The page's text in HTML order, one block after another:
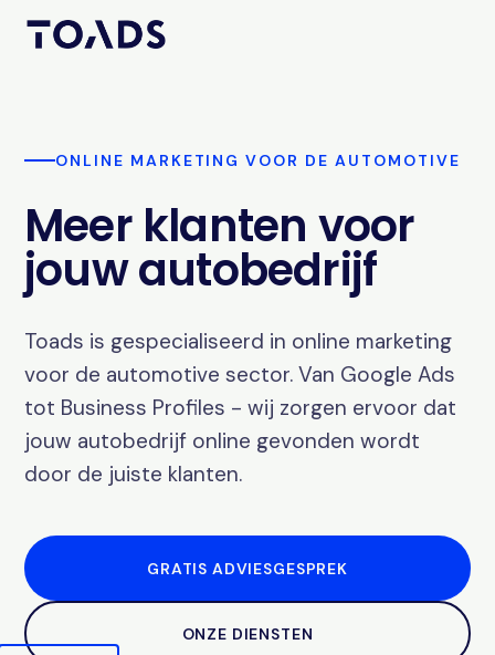
ONLINE MARKETING VOOR DE AUTOMOTIVE
Meer klanten voor
jouw autobedrijf
Toads is gespecialiseerd in online marketing
voor de automotive sector. Van Google Ads
tot Business Profiles - wij zorgen ervoor dat
jouw autobedrijf online gevonden wordt
door de juiste klanten.
GRATIS ADVIESGESPREK
ONZE DIENSTEN